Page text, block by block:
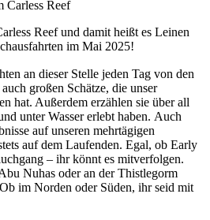
Reef und damit heißt es Leinen
im Mai 2025!
an dieser Stelle jeden Tag von den
großen Schätze, die unser
hat. Außerdem erzählen sie über all
unter Wasser erlebt haben. Auch
auf unseren mehrtägigen
auf dem Laufenden. Egal, ob Early
– ihr könnt es mitverfolgen.
Nuhas oder an der Thistlegorm
im Norden oder Süden, ihr seid mit